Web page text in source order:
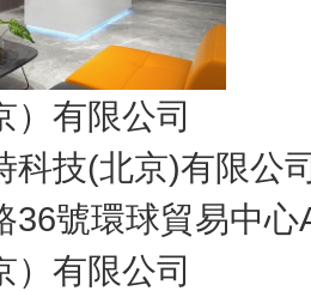
）有限公司
科技(北京)有限公
36號環球貿易中
）有限公司